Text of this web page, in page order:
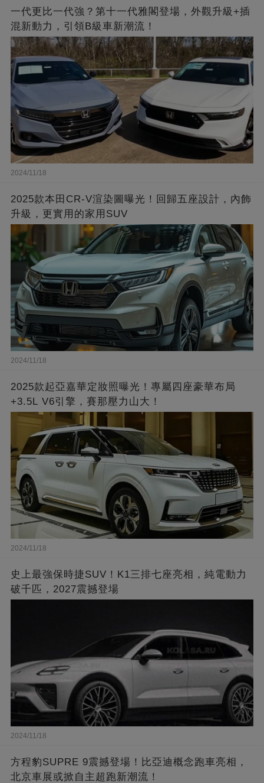
一代更比一代強？第十一代雅閣登場，外觀升級+插
混新動力，引領B級車新潮流！
2024/11/18
2025款本田CR-V渲染圖曝光！回歸五座設計，內飾
升級，更實用的家用SUV
2024/11/18
2025款起亞嘉華定妝照曝光！專屬四座豪華布局
+3.5L V6引擎，賽那壓力山大！
2024/11/18
史上最強保時捷SUV！K1三排七座亮相，純電動力
破千匹，2027震撼登場
2024/11/18
方程豹SUPRE 9震撼登場！比亞迪概念跑車亮相，
北京車展或掀自主超跑新潮流！